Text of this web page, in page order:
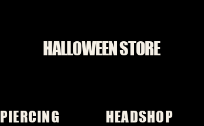
HALLOWEEN STORE
PIERCING HEADSHOP